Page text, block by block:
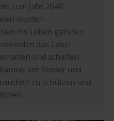
zum Jahr 2040.
wurden
ins Leben gerufen.
das Label
und schaffen
um Kinder und
zu schützen und